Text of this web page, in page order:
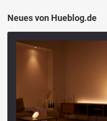
Neues von Hueblog.de